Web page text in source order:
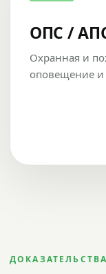
ОПС /
Охранная и
оповещение и